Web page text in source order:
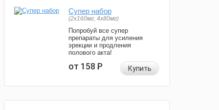
Супер набор
(2х160мг, 4х80мг)
Попробуй все супер
препараты для усиления
эрекции и продления
полового акта!
от 158Р Купить